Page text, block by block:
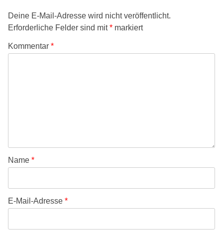
Deine E-Mail-Adresse wird nicht veröffentlicht.
Erforderliche Felder sind mit* markiert
Kommentar *
Name *
E-Mail-Adresse *